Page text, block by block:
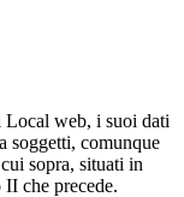
Local web, i suoi dati
soggetti, comunque
sopra, situati in
che precede.